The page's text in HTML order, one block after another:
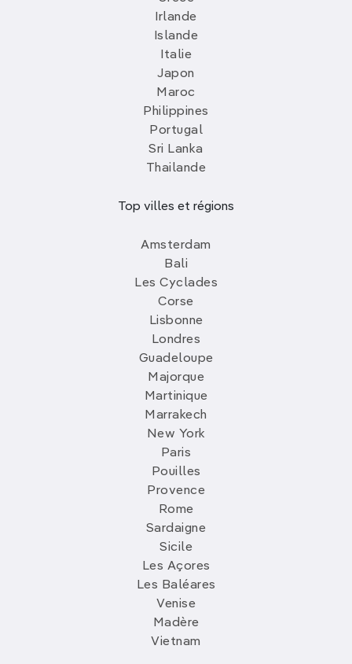
Irlande
Islande
Italie
Japon
Maroc
Philippines
Portugal
Sri Lanka
Thailande
Top villes et régions
Amsterdam
Bali
Les Cyclades
Corse
Lisbonne
Londres
Guadeloupe
Majorque
Martinique
Marrakech
New York
Paris
Pouilles
Provence
Rome
Sardaigne
Sicile
Les Açores
Les Baléares
Venise
Madère
Vietnam